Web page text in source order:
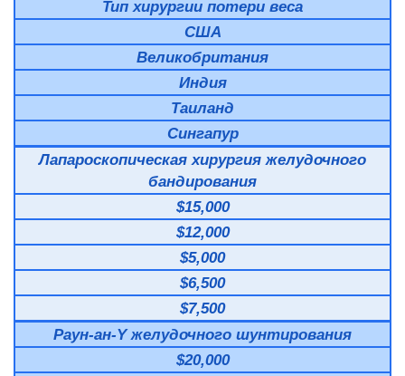
Тип хирургии потери веса
США
Великобритания
Индия
Таиланд
Сингапур
Лапароскопическая хирургия желудочного
бандирования
$15,000
$12,000
$5,000
$6,500
$7,500
Раун-ан-Y желудочного шунтирования
$20,000